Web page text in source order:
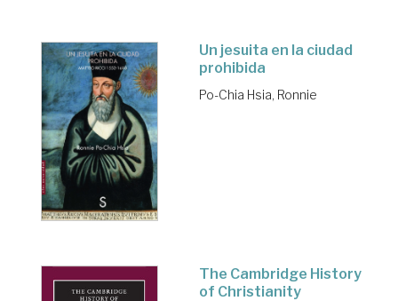
Un jesuita en la ciudad
prohibida
Po-Chia Hsia, Ronnie
The Cambridge History
of Christianity